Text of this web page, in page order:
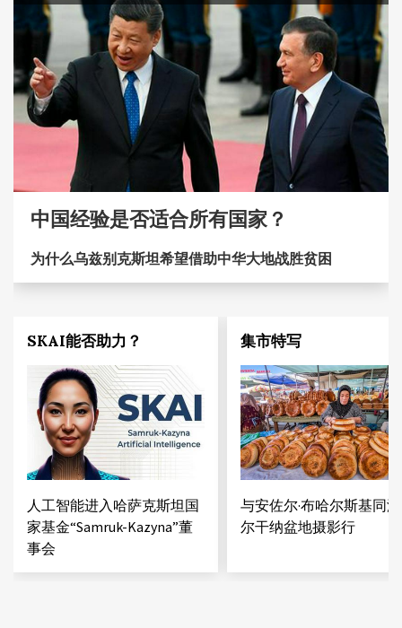
中国经验是否适合所有国家？
为什么乌兹别克斯坦希望借助中华大地战胜贫困
SKAI能否助力？
人工智能进入哈萨克斯坦国
家基金“Samruk-Kazyna”董
事会
集市特写
与安佐尔·布哈尔斯基同
尔干纳盆地摄影行